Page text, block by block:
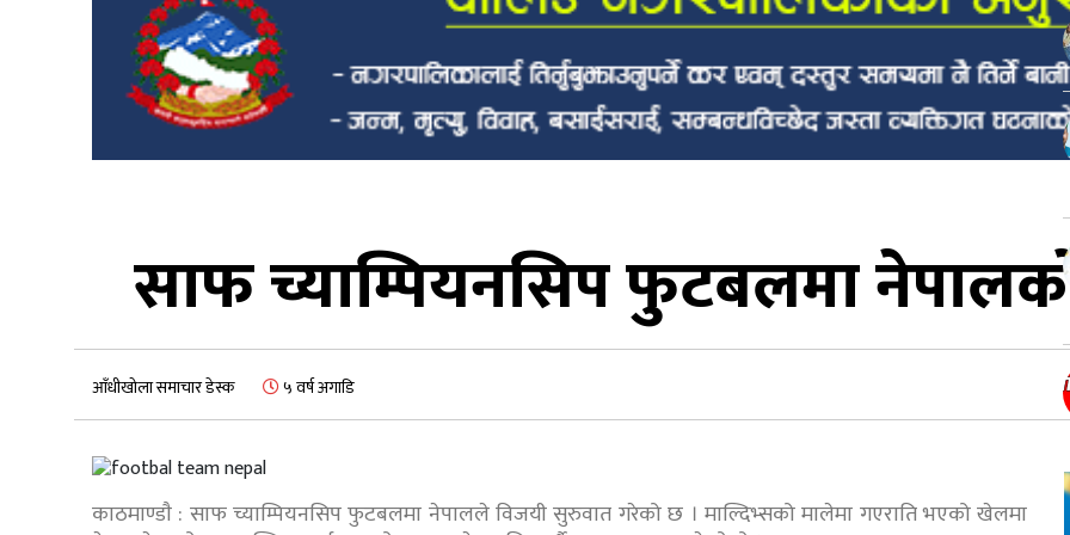
साफ च्याम्पियनसिप फुटबलमा
आँधीखोला समाचार डेस्क ५ वर्ष अगाडि
काठमाण्डाै : साफ च्याम्पियनसिप फुटबलमा नेपालले विजयी सुरुवात गरेको छ । माल्दिभ्सको मालेमा गएराति भएको खेलमा